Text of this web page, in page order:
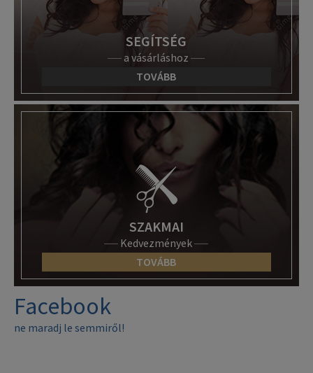
SEGÍTSÉG
a vásárláshoz
TOVÁBB
SZAKMAI
Kedvezmények
TOVÁBB
Facebook
ne maradj le semmiről!